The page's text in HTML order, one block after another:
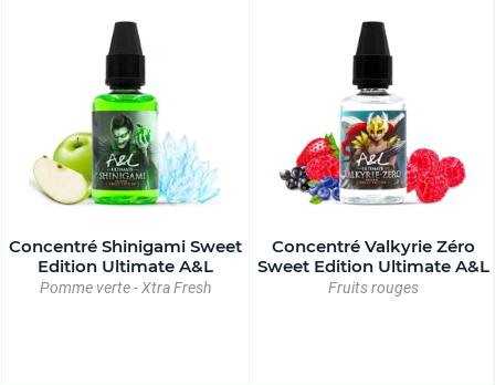
Concentré Shinigami Sweet
Edition Ultimate A&L
Pomme verte - Xtra Fresh
Concentré Valkyrie Zéro
Sweet Edition Ultimate A&L
Fruits rouges